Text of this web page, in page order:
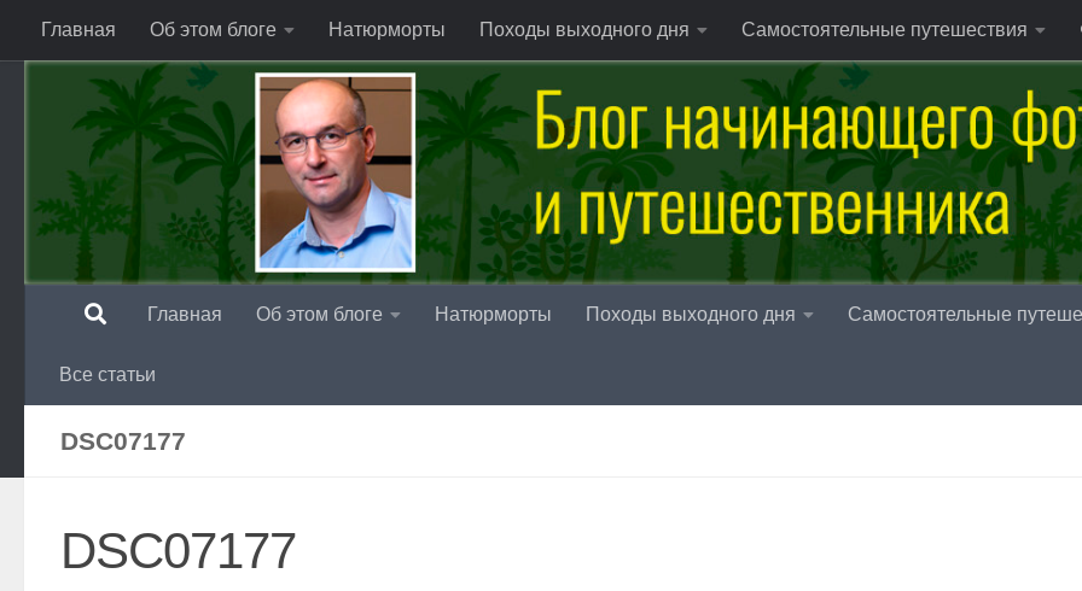
Перейти к содержимому
Главная Об этом блоге Натюрморты Походы выходного дня Самостоятельные путешествия
Главная Об этом блоге Натюрморты Походы выходного дня Самостоятельные
Все статьи
DSC07177
DSC07177